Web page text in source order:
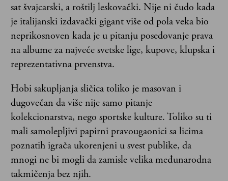
sat švajcarski, a roštilj leskovački. Nije ni čudo kada
je italijanski izdavački gigant više od pola veka bio
neprikosnoven kada je u pitanju posedovanje prava
na albume za najveće svetske lige, kupove, klupska i
reprezentativna prvenstva.
Hobi sakupljanja sličica toliko je masovan i
dugovečan da više nije samo pitanje
kolekcionarstva, nego sportske kulture. Toliko su ti
mali samolepljivi papirni pravougaonici sa licima
poznatih igrača ukorenjeni u svest publike, da
mnogi ne bi mogli da zamisle velika međunarodna
takmičenja bez njih.